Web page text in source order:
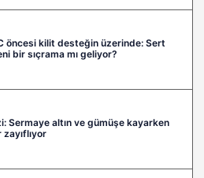
öncesi kilit desteğin üzerinde: Sert
bir sıçrama mı geliyor?
Sermaye altın ve gümüşe kayarken